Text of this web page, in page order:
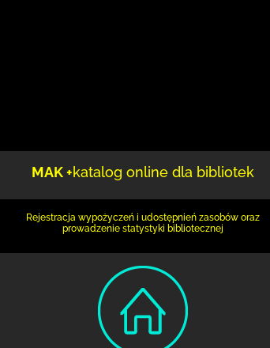
MAK +katalog online dla bibliotek
Rejestracja wypożyczeń i udostępnień zasobów oraz
prowadzenie statystyki bibliotecznej